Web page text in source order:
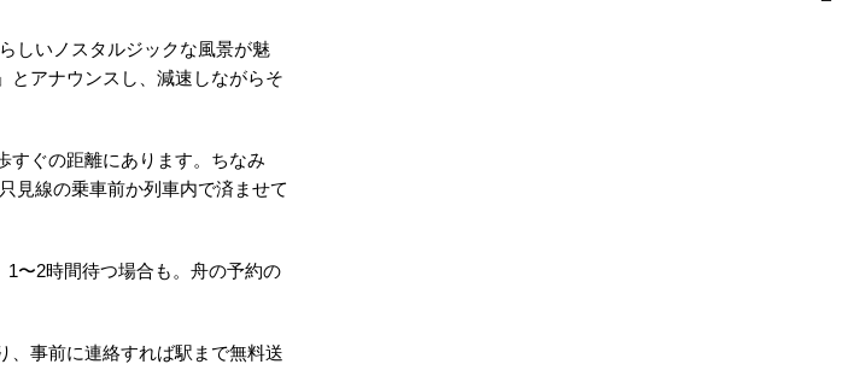
しいノスタルジックな風景が魅
とアナウンスし、減速しながらそ
すぐの距離にあります。ちなみ
見線の乗車前か列車内で済ませて
〜2時間待つ場合も。舟の予約の
、事前に連絡すれば駅まで無料送